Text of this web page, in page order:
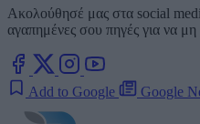
Ακολούθησέ μας στα social
αγαπημένες σου πηγές για να μη
Add to Google Google